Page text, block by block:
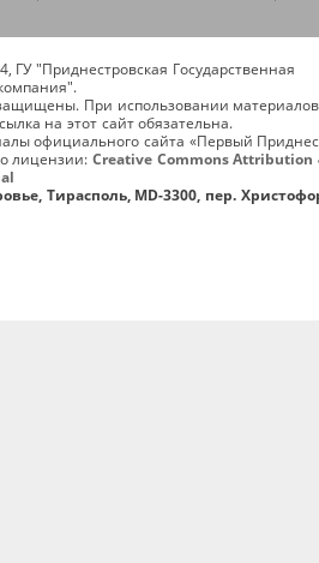
ГУ "Приднестровская Государственная
При использовании
на этот сайт обязательна.
официального сайта «Первый
лицензии: Creative Commons Attribution
Тирасполь, MD-3300, пер.